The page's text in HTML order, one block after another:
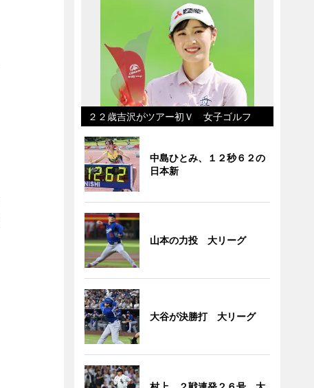
２２歳吉沢がツアー初Ｖ 女子ゴルフ
中島ひとみ、１２秒６２の
日本新
山本の力投 大リーグ
大谷が決勝打 大リーグ